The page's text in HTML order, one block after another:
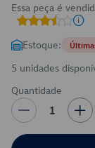
Essa peça é
Estoque:
5 unidades
Quantidade
1